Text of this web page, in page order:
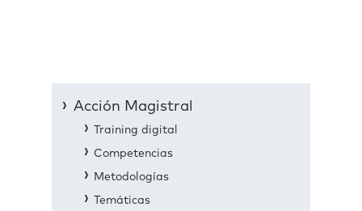
Acción Magistral
Training digital
Competencias
Metodologías
Temáticas